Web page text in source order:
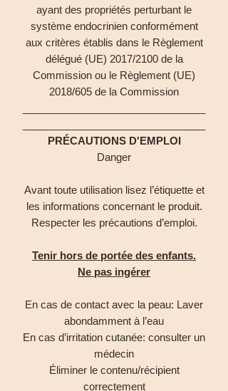
ayant des propriétés perturbant le
système endocrinien conformément
aux critères établis dans le Règlement
délégué (UE) 2017/2100 de la
Commission ou le Règlement (UE)
2018/605 de la Commission
PRÉCAUTIONS D'EMPLOI
Danger
Avant toute utilisation lisez l’étiquette et
les informations concernant le produit.
Respecter les précautions d’emploi.
Tenir hors de portée des enfants.
Ne pas ingérer
En cas de contact avec la peau: Laver
abondamment à l’eau
En cas d’irritation cutanée: consulter un
médecin
Éliminer le contenu/récipient
correctement